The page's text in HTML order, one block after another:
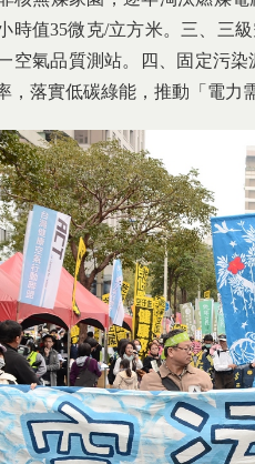
時值35微克/立方米。三、三
空氣品質測站。四、固定污
，落實低碳綠能，推動「電力